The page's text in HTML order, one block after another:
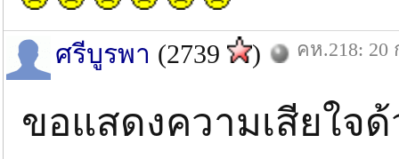
ศรีบูรพา (2739 ) คห.218: 20
ขอแสดงความเสียใจ